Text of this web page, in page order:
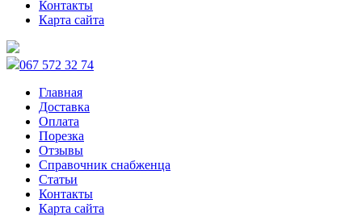
Контакты
Карта сайта
067 572 32 74
Главная
Доставка
Оплата
Порезка
Отзывы
Справочник снабженца
Статьи
Контакты
Карта сайта